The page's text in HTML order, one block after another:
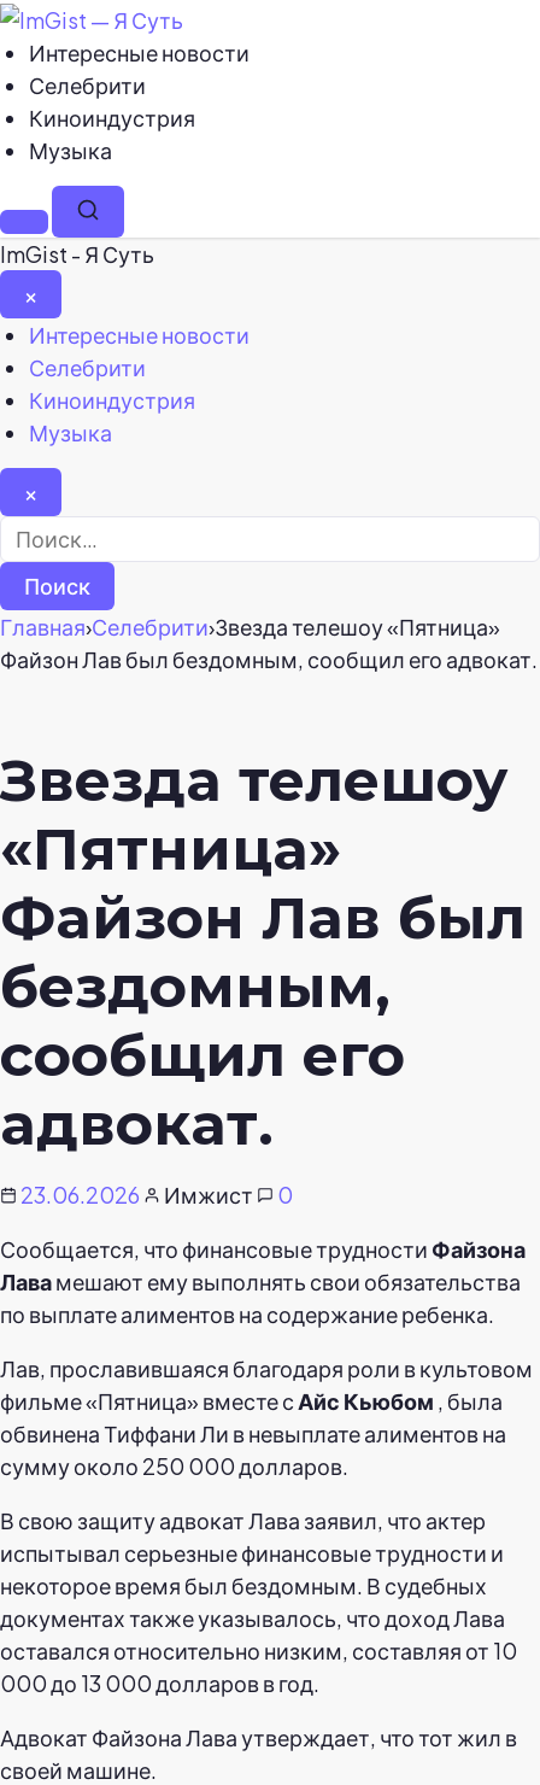
Интересные новости
Селебрити
Киноиндустрия
Музыка
МенюПоиск
ImGist - Я Суть
×
Закрыть
меню
Интересные новости
Селебрити
Киноиндустрия
Музыка
×
Найти:
Главная›Селебрити›Звезда телешоу «Пятница»
Файзон Лав был бездомным, сообщил его адвокат.
Звезда телешоу
«Пятница»
Файзон Лав был
бездомным,
сообщил его
адвокат.
23.06.2026 Имжист
0
Сообщается, что финансовые трудности Файзона
Лавамешают ему выполнять свои обязательства
по выплате алиментов на содержание ребенка.
Лав, прославившаяся благодаря роли в культовом
фильме «Пятница» вместе с Айс Кьюбом , была
обвинена Тиффани Ли в невыплате алиментов на
сумму около 250 000 долларов.
В свою защиту адвокат Лава заявил, что актер
испытывал серьезные финансовые трудности и
некоторое время был бездомным. В судебных
документах также указывалось, что доход Лава
оставался относительно низким, составляя от 10
000 до 13 000 долларов в год.
Адвокат Файзона Лава утверждает, что тот жил в
своей машине.